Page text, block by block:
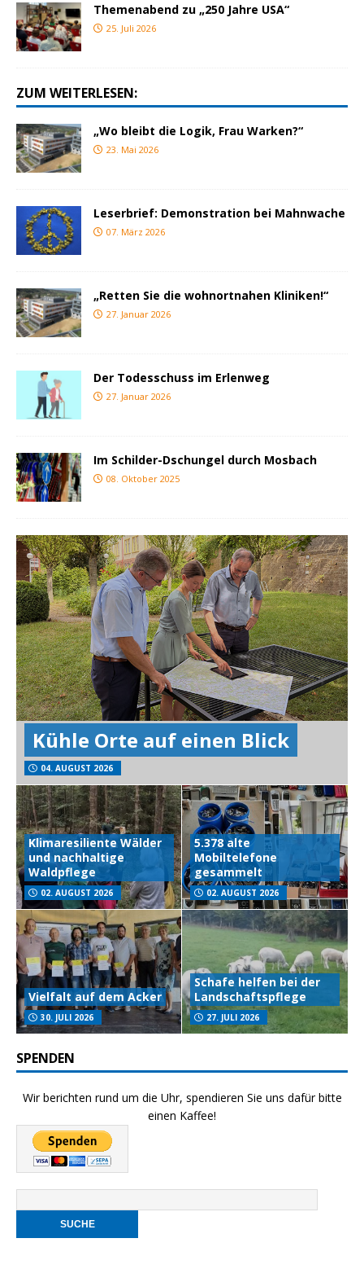
Themenabend zu „250 Jahre USA“
25. Juli 2026
ZUM WEITERLESEN:
„Wo bleibt die Logik, Frau Warken?“
23. Mai 2026
Leserbrief: Demonstration bei Mahnwache
07. März 2026
„Retten Sie die wohnortnahen Kliniken!“
27. Januar 2026
Der Todesschuss im Erlenweg
27. Januar 2026
Im Schilder-Dschungel durch Mosbach
08. Oktober 2025
Kühle Orte auf einen Blick
04. AUGUST 2026
Klimaresiliente Wälder
und nachhaltige
Waldpflege
02. AUGUST 2026
5.378 alte
Mobiltelefone
gesammelt
02. AUGUST 2026
Vielfalt auf dem Acker
30. JULI 2026
Schafe helfen bei der
Landschaftspflege
27. JULI 2026
SPENDEN
Wir berichten rund um die Uhr, spendieren Sie uns dafür bitte
einen Kaffee!